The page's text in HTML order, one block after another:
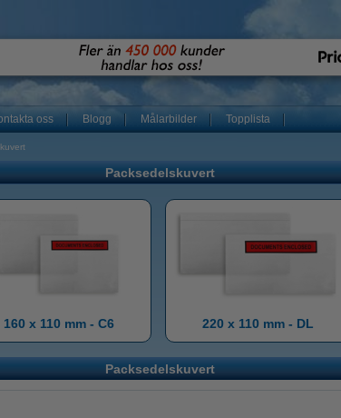
oss Blogg Målarbilder Topplista
Packsedelskuvert
160 x 110 mm - C6 220 x 110 mm - DL
Packsedelskuvert